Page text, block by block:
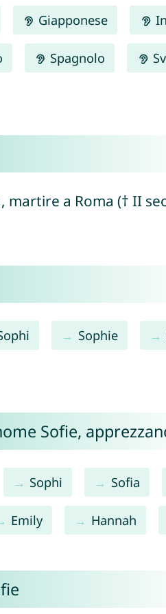
Giapponese
Spagnolo
martire a Roma († II
Sophie
Sofie,
Sophi Sofia
Emily Hannah